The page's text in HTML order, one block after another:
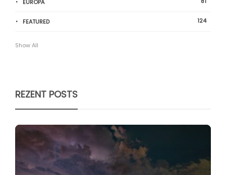
EUROPA
FEATURED 124
Show All
REZENT POSTS